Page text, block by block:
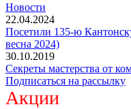
Новости
22.04.2024
Посетили 135-ю
весна 2024)
30.10.2019
Секреты мастерства от
Подписаться на рассылку
Акции